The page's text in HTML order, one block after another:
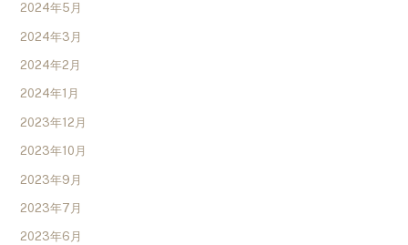
2024年5月
2024年3月
2024年2月
2024年1月
2023年12月
2023年10月
2023年9月
2023年7月
2023年6月